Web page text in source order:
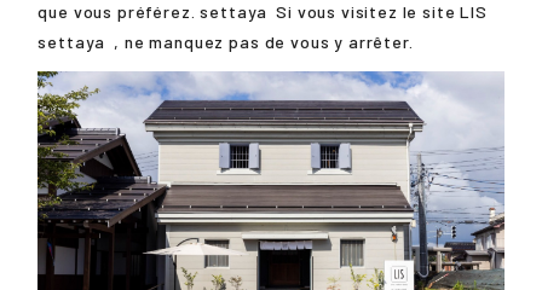
que vous préférez.settaya Si vous visitez le site LIS
settaya , ne manquez pas de vous y arrêter.